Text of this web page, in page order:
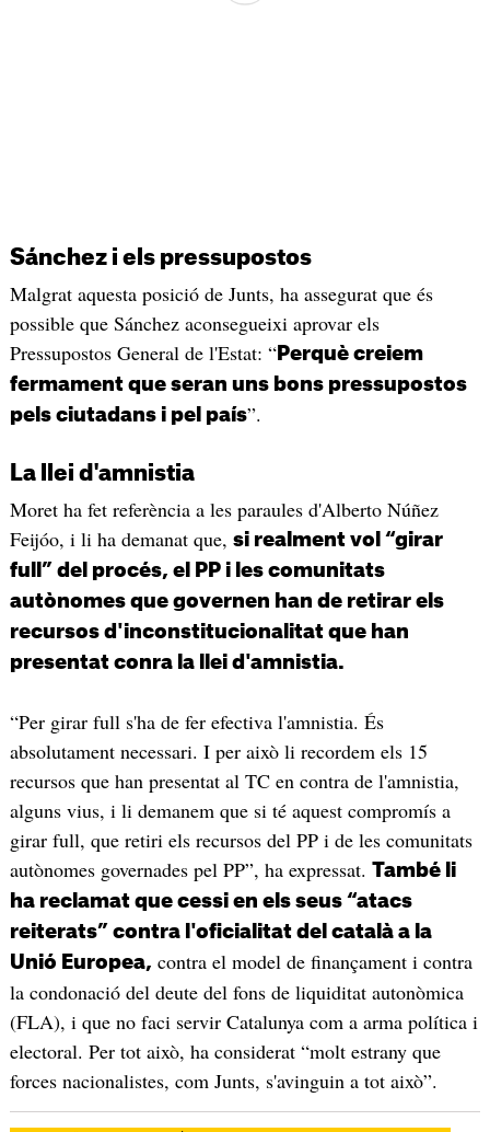
Sánchez i els pressupostos
Malgrat aquesta posició de Junts, ha assegurat que és
possible que Sánchez aconsegueixi aprovar els
Pressupostos General de l'Estat: “Perquè creiem
fermament que seran uns bons pressupostos
pels ciutadans i pel país”.
La llei d'amnistia
Moret ha fet referència a les paraules d'Alberto Núñez
Feijóo, i li ha demanat que, si realment vol “girar
full” del procés, el PP i les comunitats
autònomes que governen han de retirar els
recursos d'inconstitucionalitat que han
presentat conra la llei d'amnistia.
“Per girar full s'ha de fer efectiva l'amnistia. És
absolutament necessari. I per això li recordem els 15
recursos que han presentat al TC en contra de l'amnistia,
alguns vius, i li demanem que si té aquest compromís a
girar full, que retiri els recursos del PP i de les comunitats
autònomes governades pel PP”, ha expressat. També li
ha reclamat que cessi en els seus “atacs
reiterats” contra l'oficialitat del català a la
Unió Europea, contra el model de finançament i contra
la condonació del deute del fons de liquiditat autonòmica
(FLA), i que no faci servir Catalunya com a arma política i
electoral. Per tot això, ha considerat “molt estrany que
forces nacionalistes, com Junts, s'avinguin a tot això”.